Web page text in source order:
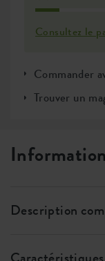
Consultez le
Commander
Trouver un
Description
l’énergie